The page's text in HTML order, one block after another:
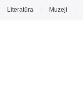
Literatūra Muzeji